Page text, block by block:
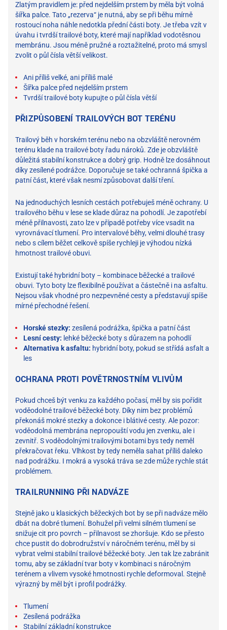
Zlatým pravidlem je: před nejdelším prstem by měla být volná
šířka palce. Tato „rezerva“ je nutná, aby se při běhu mírně
rostoucí noha náhle nedotkla přední části boty. Je třeba vzít v
úvahu i tvrdší trailové boty, které mají například vodotěsnou
membránu. Jsou méně pružné a roztažitelné, proto má smysl
zvolit o půl čísla větší velikost.
Ani příliš velké, ani příliš malé
Šířka palce před nejdelším prstem
Tvrdší trailové boty kupujte o půl čísla větší
PŘIZPŮSOBENÍ TRAILOVÝCH BOT TERÉNU
Trailový běh v horském terénu nebo na obzvláště nerovném
terénu klade na trailové boty řadu nároků. Zde je obzvláště
důležitá stabilní konstrukce a dobrý grip. Hodně lze dosáhnout
díky zesílené podrážce. Doporučuje se také ochranná špička a
patní část, které však nesmí způsobovat další tření.
Na jednoduchých lesních cestách potřebuješ méně ochrany. U
trailového běhu v lese se klade důraz na pohodlí. Je zapotřebí
méně přilnavosti, zato lze v případě potřeby více vsadit na
vyrovnávací tlumení. Pro intervalové běhy, velmi dlouhé trasy
nebo s cílem běžet celkově spíše rychleji je výhodou nízká
hmotnost trailové obuvi.
Existují také hybridní boty – kombinace běžecké a trailové
obuvi. Tyto boty lze flexibilně používat a částečně i na asfaltu.
Nejsou však vhodné pro nezpevněné cesty a představují spíše
mírné přechodné řešení.
Horské stezky: zesílená podrážka, špička a patní část
Lesní cesty: lehké běžecké boty s důrazem na pohodlí
Alternativa k asfaltu: hybridní boty, pokud se střídá asfalt a
les
OCHRANA PROTI POVĚTRNOSTNÍM VLIVŮM
Pokud chceš být venku za každého počasí, měl by sis pořídit
voděodolné trailové běžecké boty. Díky nim bez problémů
překonáš mokré stezky a dokonce i blátivé cesty. Ale pozor:
voděodolná membrána nepropouští vodu jen zvenku, ale i
zevnitř. S voděodolnými trailovými botami bys tedy neměl
překračovat řeku. Vlhkost by tedy neměla sahat příliš daleko
nad podrážku. I mokrá a vysoká tráva se zde může rychle stát
problémem.
TRAILRUNNING PŘI NADVÁZE
Stejně jako u klasických běžeckých bot by se při nadváze mělo
dbát na dobré tlumení. Bohužel při velmi silném tlumení se
snižuje cit pro povrch – přilnavost se zhoršuje. Kdo se přesto
chce pustit do dobrodružství v náročném terénu, měl by si
vybrat velmi stabilní trailové běžecké boty. Jen tak lze zabránit
tomu, aby se základní tvar boty v kombinaci s náročným
terénem a vlivem vysoké hmotnosti rychle deformoval. Stejně
výrazný by měl být i profil podrážky.
Tlumení
Zesílená podrážka
Stabilní základní konstrukce